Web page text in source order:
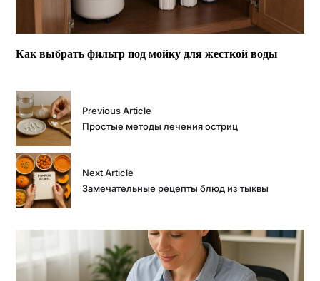
Как выбрать фильтр под мойку для жесткой воды
Previous Article
Простые методы лечения остриц
Next Article
Замечательные рецепты блюд из тыквы